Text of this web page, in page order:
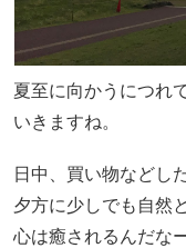
夏至に向かうにつれ
いきますね。
日中、買い物などし
夕方に少しでも自然
心は癒されるんだな